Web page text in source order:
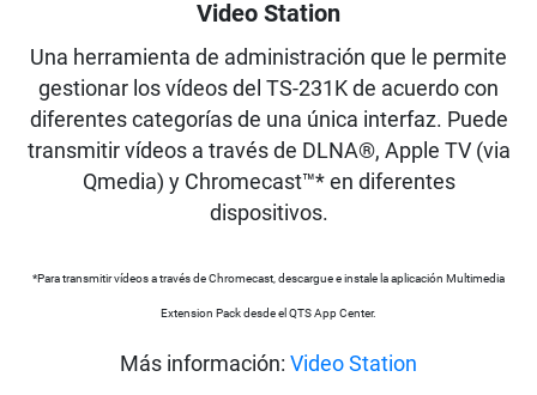
Video Station
Una herramienta de administración que le permite
gestionar los vídeos del TS-231K de acuerdo con
diferentes categorías de una única interfaz. Puede
transmitir vídeos a través de DLNA®, Apple TV (via
Qmedia) y Chromecast™* en diferentes
dispositivos.
*Para transmitir vídeos a través de Chromecast, descargue e instale la aplicación Multimedia
Extension Pack desde el QTS App Center.
Más información: Video Station